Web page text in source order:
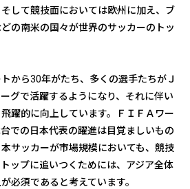
して競技面においては欧州に加え、ブ
の南米の国々が世界のサッカーのトッ
から30年がたち、多くの選手たちがＪ
グで活躍するようになり、それに伴い
躍的に向上しています。ＦＩＦＡワー
での日本代表の躍進は目覚ましいもの
サッカーが市場規模においても、競技
ップに追いつくためには、アジア全体
必須であると考えています。